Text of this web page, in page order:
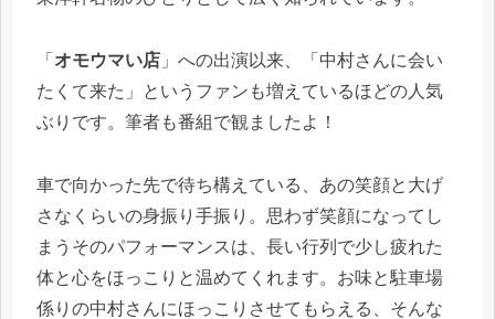
「 オモウマい店 」への出演以来、「中村さんに会い
たくて来た」というファンも増えているほどの人気
ぶりです。筆者も番組で観ましたよ！
車で向かった先で待ち構えている、あの笑顔と大げ
さなくらいの身振り手振り。思わず笑顔になってし
まうそのパフォーマンスは、長い行列で少し疲れた
体と心をほっこりと温めてくれます。お味と駐車場
係りの中村さんにほっこりさせてもらえる、そんな